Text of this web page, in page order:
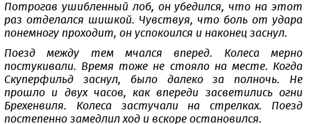
Потрогав ушибленный лоб, он убедился, что на этот
раз отделался шишкой. Чувствуя, что боль от удара
понемногу проходит, он успокоился и наконец заснул.
Поезд между тем мчался вперед. Колеса мерно
постукивали. Время тоже не стояло на месте. Когда
Скуперфильд заснул, было далеко за полночь. Не
прошло и двух часов, как впереди засветились огни
Брехенвиля. Колеса застучали на стрелках. Поезд
постепенно замедлил ход и вскоре остановился.